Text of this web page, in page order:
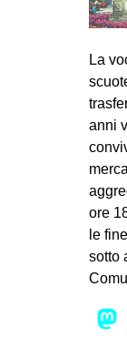
La
anni
ore
le
sotto